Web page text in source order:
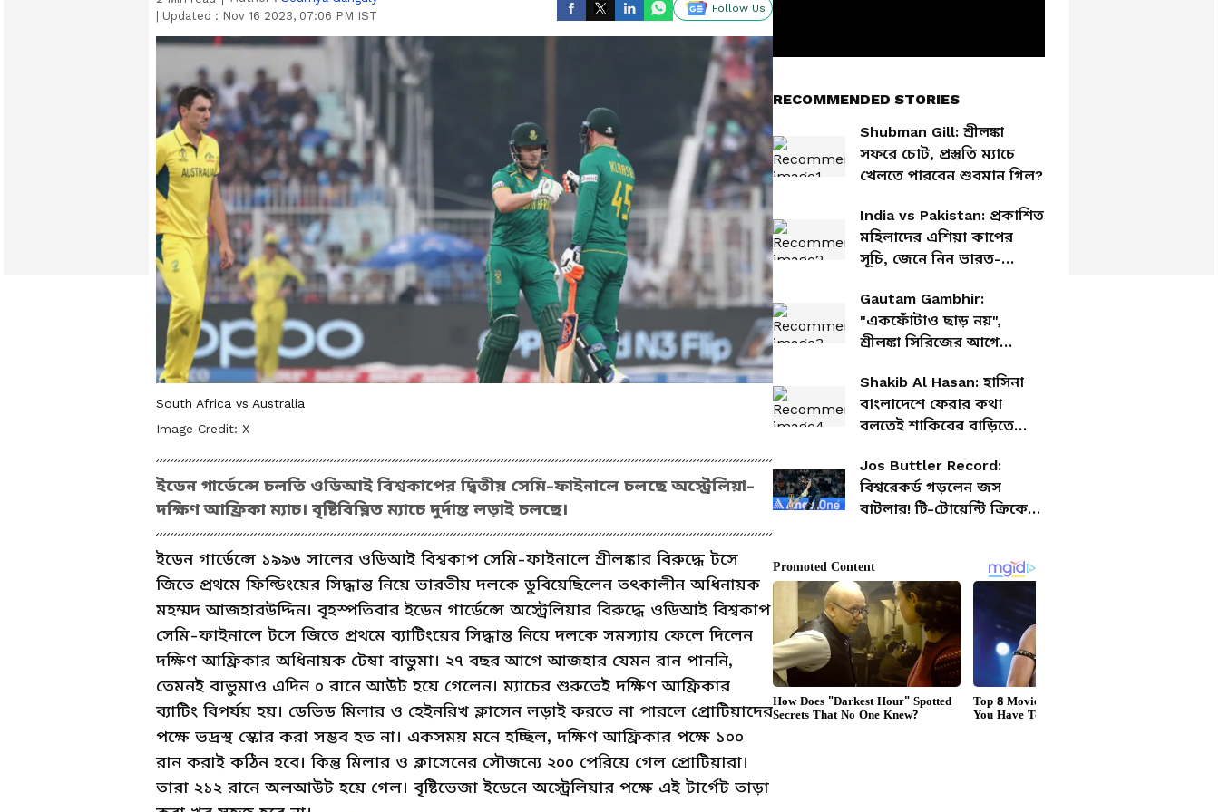
Updated : Nov 16 2023, 07:06 PM IST
Follow Us
South Africa vs Australia
Image Credit: X
ইডেন গার্ডেন্সে চলতি ওডিআই বিশ্বকাপের দ্বিতীয় সেমি-ফাইনালে চলছে অস্ট্রেলিয়া-
দক্ষিণ আফ্রিকা ম্যাচ। বৃষ্টিবিঘ্নিত ম্যাচে দুর্দান্ত লড়াই চলছে।
ইডেন গার্ডেন্সে ১৯৯৬ সালের ওডিআই বিশ্বকাপ সেমি-ফাইনালে শ্রীলঙ্কার বিরুদ্ধে টসে
জিতে প্রথমে ফিল্ডিংয়ের সিদ্ধান্ত নিয়ে ভারতীয় দলকে ডুবিয়েছিলেন তৎকালীন অধিনায়ক
মহম্মদ আজহারউদ্দিন। বৃহস্পতিবার ইডেন গার্ডেন্সে অস্ট্রেলিয়ার বিরুদ্ধে ওডিআই বিশ্বকাপ
সেমি-ফাইনালে টসে জিতে প্রথমে ব্যাটিংয়ের সিদ্ধান্ত নিয়ে দলকে সমস্যায় ফেলে দিলেন
দক্ষিণ আফ্রিকার অধিনায়ক টেম্বা বাভুমা। ২৭ বছর আগে আজহার যেমন রান পাননি,
তেমনই বাভুমাও এদিন ০ রানে আউট হয়ে গেলেন। ম্যাচের শুরুতেই দক্ষিণ আফ্রিকার
ব্যাটিং বিপর্যয় হয়। ডেভিড মিলার ও হেইনরিখ ক্লাসেন লড়াই করতে না পারলে প্রোটিয়াদের
পক্ষে ভদ্রস্থ স্কোর করা সম্ভব হত না। একসময় মনে হচ্ছিল, দক্ষিণ আফ্রিকার পক্ষে ১০০
রান করাই কঠিন হবে। কিন্তু মিলার ও ক্লাসেনের সৌজন্যে ২০০ পেরিয়ে গেল প্রোটিয়ারা।
তারা ২১২ রানে অলআউট হয়ে গেল। বৃষ্টিভেজা ইডেনে অস্ট্রেলিয়ার পক্ষে এই টার্গেট তাড়া
RECOMMENDED STORIES
Shubman Gill: শ্রীলঙ্কা
সফরে চোট, প্রস্তুতি ম্যাচে
খেলতে পারবেন শুবমান গিল?
India vs Pakistan: প্রকাশিত
মহিলাদের এশিয়া কাপের
সূচি, জেনে নিন ভারত-
Gautam Gambhir:
"একফোঁটাও ছাড় নয়",
শ্রীলঙ্কা সিরিজের আগে
গম্ভীরের
Shakib Al Hasan: হাসিনা
বাংলাদেশে ফেরার কথা
বলতেই শাকিবের বাড়িতে
লাগানো হল আগুন
Jos Buttler Record:
বিশ্বরেকর্ড গড়লেন জস
বাটলার! টি-টোয়েন্টি ক্রিকেটে